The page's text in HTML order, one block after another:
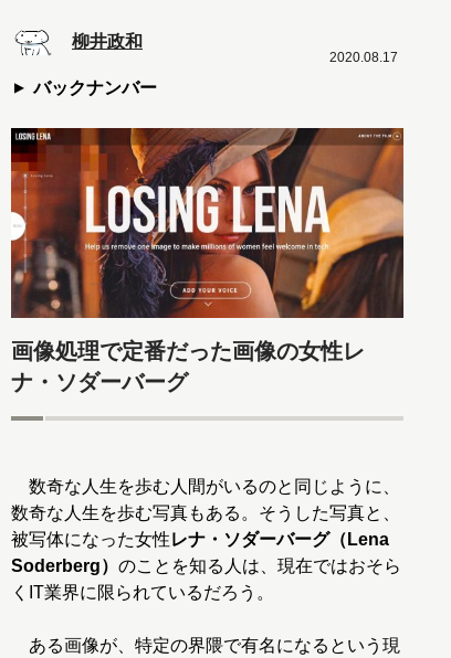
柳井政和
バックナンバー
2020.08.17
画像処理で定番だった画像の女性レ
ナ・ソダーバーグ
数奇な人生を歩む人間がいるのと同じように、
数奇な人生を歩む写真もある。そうした写真と、
被写体になった女性レナ・ソダーバーグ（Lena
Soderberg） のことを知る人は、現在ではおそら
くIT業界に限られているだろう。
ある画像が、特定の界隈で有名になるという現